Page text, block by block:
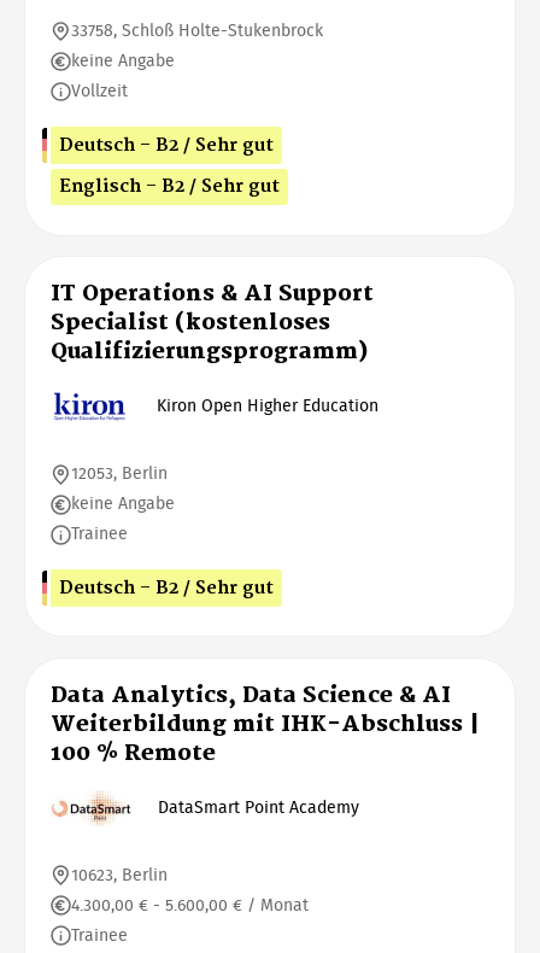
33758, Schloß Holte-Stukenbrock
keine Angabe
Vollzeit
Deutsch - B2 / Sehr gut
Englisch - B2 / Sehr gut
IT Operations & AI Support
Specialist (kostenloses
Qualifizierungsprogramm)
Kiron Open Higher Education
12053, Berlin
keine Angabe
Trainee
Deutsch - B2 / Sehr gut
Data Analytics, Data Science & AI
Weiterbildung mit IHK-Abschluss |
100 % Remote
DataSmart Point Academy
10623, Berlin
4.300,00 € - 5.600,00 € / Monat
Trainee